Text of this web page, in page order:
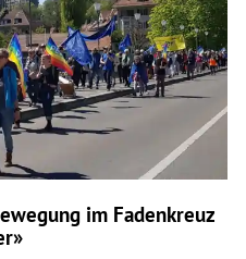
im Fadenkreuz